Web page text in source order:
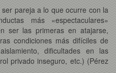
pareja a lo que ocurre con la
más «espectaculares»
ser las primeras en atajarse,
condiciones más difíciles de
dificultades en las
privado inseguro, etc.) (Pérez